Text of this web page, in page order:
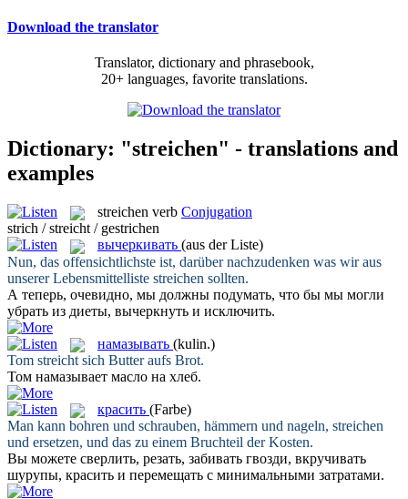
Download the translator
Translator, dictionary and phrasebook,
20+ languages, favorite translations.
Dictionary: "streichen" - translations and
examples
streichen verb Conjugation
strich / streicht / gestrichen
вычеркивать (aus der Liste)
Nun, das offensichtlichste ist, darüber nachzudenken was wir aus
unserer Lebensmittelliste streichen sollten.
А теперь, очевидно, мы должны подумать, что бы мы могли
убрать из диеты, вычеркнуть и исключить.
намазывать (kulin.)
Tom streicht sich Butter aufs Brot.
Том намазывает масло на хлеб.
красить (Farbe)
Man kann bohren und schrauben, hämmern und nageln, streichen
und ersetzen, und das zu einem Bruchteil der Kosten.
Вы можете сверлить, резать, забивать гвозди, вкручивать
шурупы, красить и перемещать с минимальными затратами.